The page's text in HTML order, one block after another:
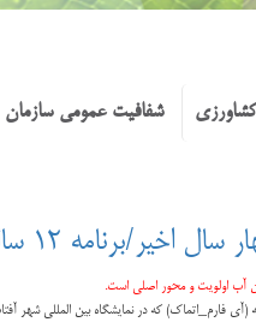
شفافیت عمومی سازمان
فارم_اتماک) که در نمایشگاه بین المللی شهر